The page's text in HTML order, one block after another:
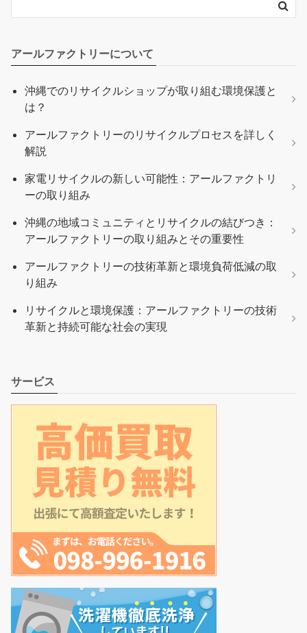
アールファクトリーについて
沖縄でのリサイクルショップが取り組む環境保護と
は？
アールファクトリーのリサイクルプロセスを詳しく
解説
家電リサイクルの新しい可能性：アールファクトリ
ーの取り組み
沖縄の地域コミュニティとリサイクルの結びつき：
アールファクトリーの取り組みとその重要性
アールファクトリーの技術革新と環境負荷低減の取
り組み
リサイクルと環境保護：アールファクトリーの技術
革新と持続可能な社会の実現
サービス